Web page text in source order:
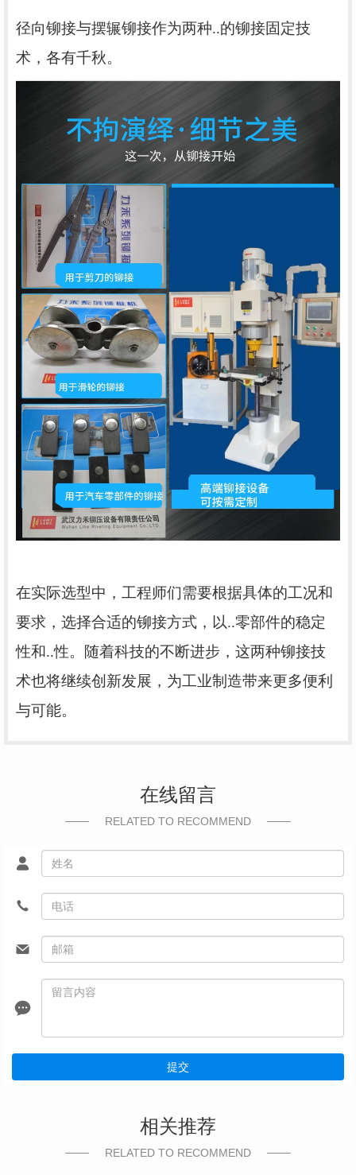
径向铆接与摆辗铆接作为两种..的铆接固定技
术，各有千秋。
在实际选型中 ，工程师们需要根据具体的工况和
要求，选择合适的铆接方式，以..零部件的稳定
性和..性。随着科技的不断进步，这两种铆接技
术也将继续创新发展，为工业制造带来更多便利
与可能。
在线留言
RELATED TO RECOMMEND
提交
相关推荐
RELATED TO RECOMMEND